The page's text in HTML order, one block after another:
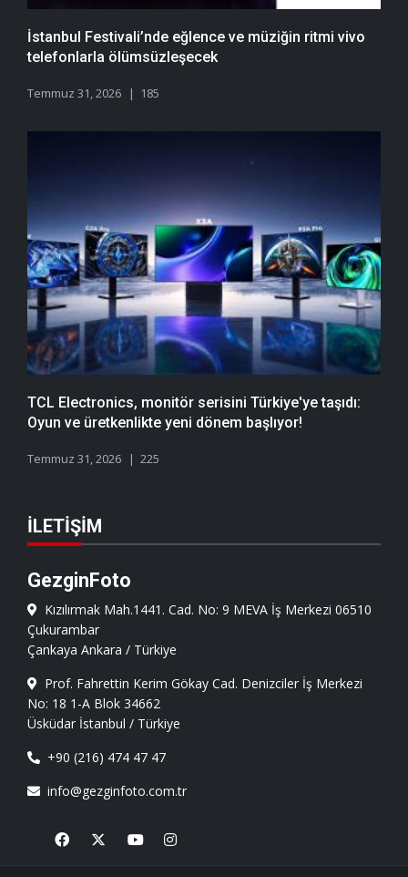
İstanbul Festivali’nde eğlence ve müziğin ritmi vivo
telefonlarla ölümsüzleşecek
Temmuz 31, 2026 185
TCL Electronics, monitör serisini Türkiye'ye taşıdı:
Oyun ve üretkenlikte yeni dönem başlıyor!
Temmuz 31, 2026 225
İLETIŞIM
GezginFoto
Kızılırmak Mah.1441. Cad. No: 9 MEVA İş Merkezi 06510
Çukurambar
Çankaya Ankara / Türkiye
Prof. Fahrettin Kerim Gökay Cad. Denizciler İş Merkezi
No: 18 1-A Blok 34662
Üsküdar İstanbul / Türkiye
+90 (216) 474 47 47
info@gezginfoto.com.tr